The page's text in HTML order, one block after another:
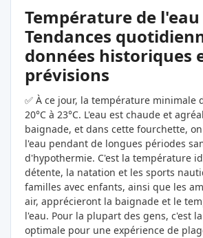
Température de l'eau
Tendances
données historiques
prévisions
✅ À ce jour, la température minimale
20°C à 23°C. L'eau est chaude et
baignade, et dans cette fourchette,
l'eau pendant de longues périodes
d'hypothermie. C'est la température
détente, la natation et les sports
familles avec enfants, ainsi que les
air, apprécieront la baignade et le
l'eau. Pour la plupart des gens, c'est
optimale pour une expérience de